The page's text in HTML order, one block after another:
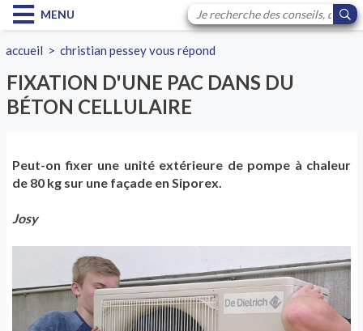
MENU
accueil >christian pessey vous répond
FIXATION D'UNE PAC DANS DU
BÉTON CELLULAIRE
Peut-on fixer une unité extérieure de pompe à chaleur
de 80 kg sur une façade en Siporex.
Josy